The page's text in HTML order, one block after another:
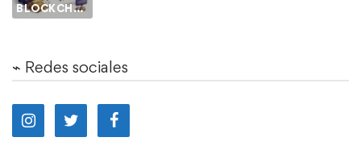
BLOCKCHAIN
⌁ Redes sociales